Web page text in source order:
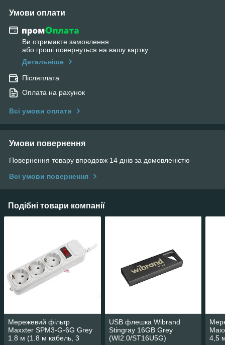
Умови оплати
Ви отримаєте замовлення
або гроші повернуться на вашу картку
Детальніше
Післяплата
Оплата на рахунок
Всі умови оплати
Умови повернення
Повернення товару впродовж 14 днів за домовленістю
Всі умови повернення
Подібні товари компанії
Мережевий фільтр
Maxxter SPM3-G-6G Grey
1.8 м (1.8 м кабель, 3
USB флешка Wibrand
Stingray 16GB Grey
(WI2.0/ST16U5G)
4,5